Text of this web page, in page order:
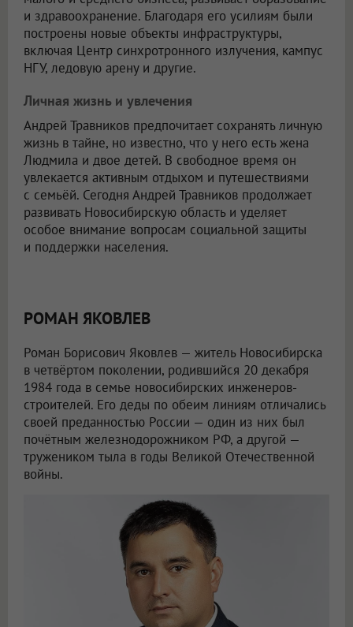
и здравоохранение. Благодаря его усилиям были
построены новые объекты инфраструктуры,
включая Центр синхротронного излучения, кампус
НГУ, ледовую арену и другие.
Личная жизнь и увлечения
Андрей Травников предпочитает сохранять личную
жизнь в тайне, но известно, что у него есть жена
Людмила и двое детей. В свободное время он
увлекается активным отдыхом и путешествиями
с семьёй. Сегодня Андрей Травников продолжает
развивать Новосибирскую область и уделяет
особое внимание вопросам социальной защиты
и поддержки населения.
РОМАН ЯКОВЛЕВ
Роман Борисович Яковлев — житель Новосибирска
в четвёртом поколении, родившийся 20 декабря
1984 года в семье новосибирских инженеров-
строителей. Его деды по обеим линиям отличались
своей преданностью России — один из них был
почётным железнодорожником РФ, а другой —
тружеником тыла в годы Великой Отечественной
войны.